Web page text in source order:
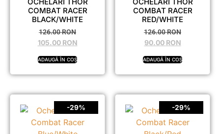
COMBAT RACER
BLACK/WHITE
126.00RON
105.00 RON
ADAUGĂ ÎN COȘ
COMBAT RACER
RED/WHITE
126.00RON
90.00 RON
ADAUGĂ ÎN COȘ
-29% -29%